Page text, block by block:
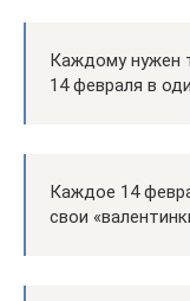
Каждому нужен
14 февраля в
Каждое 14
свои